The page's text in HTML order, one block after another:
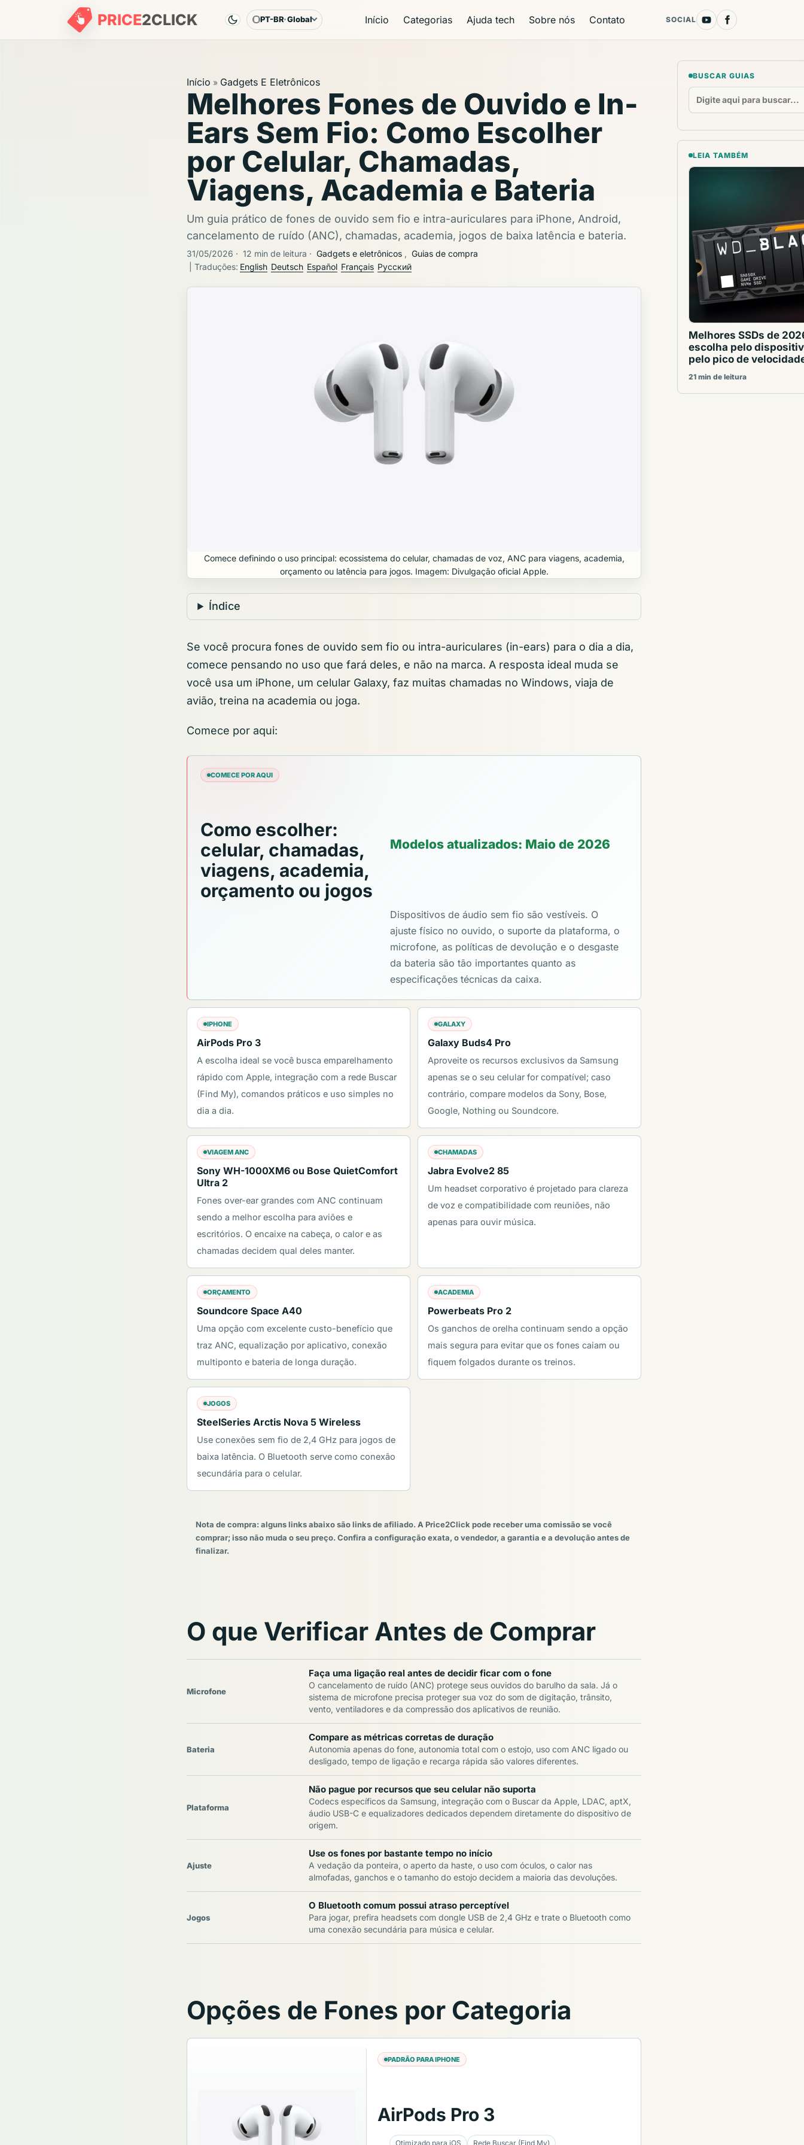
PRICE2CLICK Idioma e região
PT-BR Global Início Categorias Ajuda tech Sobre nós Contato SOCIAL
Início » Gadgets E Eletrônicos
Melhores Fones de Ouvido e In-
Ears Sem Fio: Como Escolher
por Celular, Chamadas,
Viagens, Academia e Bateria
Um guia prático de fones de ouvido sem fio e intra-auriculares para iPhone, Android,
cancelamento de ruído (ANC), chamadas, academia, jogos de baixa latência e bateria.
31/05/2026 · 12 min de leitura · Gadgets e eletrônicos , Guias de compra
| Traduções: English Deutsch Español Français Русский
Comece definindo o uso principal: ecossistema do celular, chamadas de voz, ANC para viagens, academia,
orçamento ou latência para jogos. Imagem: Divulgação oficial Apple.
Índice
Se você procura fones de ouvido sem fio ou intra-auriculares (in-ears) para o dia a dia,
comece pensando no uso que fará deles, e não na marca. A resposta ideal muda se
você usa um iPhone, um celular Galaxy, faz muitas chamadas no Windows, viaja de
avião, treina na academia ou joga.
Comece por aqui:
COMECE POR AQUI
Como escolher:
celular, chamadas,
viagens, academia,
orçamento ou jogos
Modelos atualizados: Maio de 2026
Dispositivos de áudio sem fio são vestíveis. O
ajuste físico no ouvido, o suporte da plataforma, o
microfone, as políticas de devolução e o desgaste
da bateria são tão importantes quanto as
especificações técnicas da caixa.
IPHONE
AirPods Pro 3
A escolha ideal se você busca emparelhamento
rápido com Apple, integração com a rede Buscar
(Find My), comandos práticos e uso simples no
dia a dia.
GALAXY
Galaxy Buds4 Pro
Aproveite os recursos exclusivos da Samsung
apenas se o seu celular for compatível; caso
contrário, compare modelos da Sony, Bose,
Google, Nothing ou Soundcore.
VIAGEM ANC
Sony WH-1000XM6 ou Bose QuietComfort
Ultra 2
Fones over-ear grandes com ANC continuam
sendo a melhor escolha para aviões e
escritórios. O encaixe na cabeça, o calor e as
chamadas decidem qual deles manter.
CHAMADAS
Jabra Evolve2 85
Um headset corporativo é projetado para clareza
de voz e compatibilidade com reuniões, não
apenas para ouvir música.
ORÇAMENTO
Soundcore Space A40
Uma opção com excelente custo-benefício que
traz ANC, equalização por aplicativo, conexão
multiponto e bateria de longa duração.
ACADEMIA
Powerbeats Pro 2
Os ganchos de orelha continuam sendo a opção
mais segura para evitar que os fones caiam ou
fiquem folgados durante os treinos.
JOGOS
SteelSeries Arctis Nova 5 Wireless
Use conexões sem fio de 2,4 GHz para jogos de
baixa latência. O Bluetooth serve como conexão
secundária para o celular.
Nota de compra: alguns links abaixo são links de afiliado. A Price2Click pode receber uma comissão se você
comprar; isso não muda o seu preço. Confira a configuração exata, o vendedor, a garantia e a devolução antes de
finalizar.
O que Verificar Antes de Comprar
Microfone
Faça uma ligação real antes de decidir ficar com o fone
O cancelamento de ruído (ANC) protege seus ouvidos do barulho da sala. Já o
sistema de microfone precisa proteger sua voz do som de digitação, trânsito,
vento, ventiladores e da compressão dos aplicativos de reunião.
Bateria
Compare as métricas corretas de duração
Autonomia apenas do fone, autonomia total com o estojo, uso com ANC ligado ou
desligado, tempo de ligação e recarga rápida são valores diferentes.
Plataforma
Não pague por recursos que seu celular não suporta
Codecs específicos da Samsung, integração com o Buscar da Apple, LDAC, aptX,
áudio USB-C e equalizadores dedicados dependem diretamente do dispositivo de
origem.
Ajuste
Use os fones por bastante tempo no início
A vedação da ponteira, o aperto da haste, o uso com óculos, o calor nas
almofadas, ganchos e o tamanho do estojo decidem a maioria das devoluções.
Jogos
O Bluetooth comum possui atraso perceptível
Para jogar, prefira headsets com dongle USB de 2,4 GHz e trate o Bluetooth como
uma conexão secundária para música e celular.
Opções de Fones por Categoria
PADRÃO PARA IPHONE
AirPods Pro 3
Otimizado para iOS Rede Buscar (Find My)
BUSCAR GUIAS
LEIA TAMBÉM
Melhores SSDs de
escolha pelo
pelo pico de
21 min de leitura